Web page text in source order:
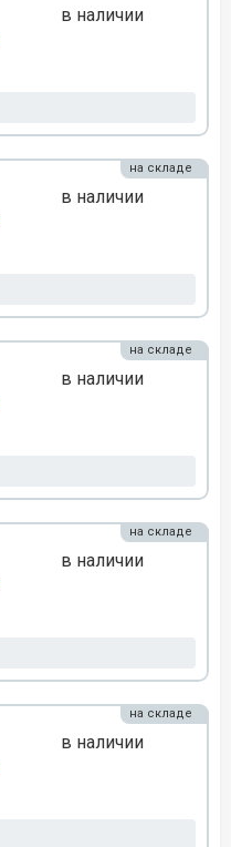
в наличии
в наличии
на складе
в наличии
на складе
в наличии
на складе
в наличии
на складе